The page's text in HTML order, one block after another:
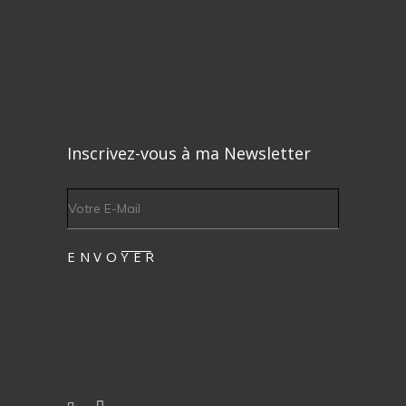
Inscrivez-vous à ma Newsletter